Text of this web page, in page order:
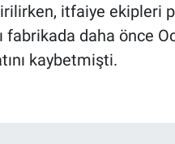
itfaiye ekipleri
fabrikada daha önce
kaybetmişti.